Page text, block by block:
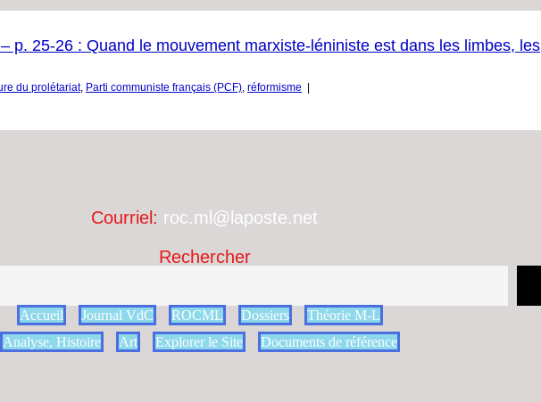
p. 25-26 : Quand le mouvement marxiste-léniniste est dans les limbes, les
du prolétariat, Parti communiste français (PCF) réformisme
Courriel: roc.ml@laposte.net
Rechercher
Accueil Journal VdC ROCML Dossiers
Théorie M-L
Analyse, Histoire
Art Explorer le Site Documents de référence